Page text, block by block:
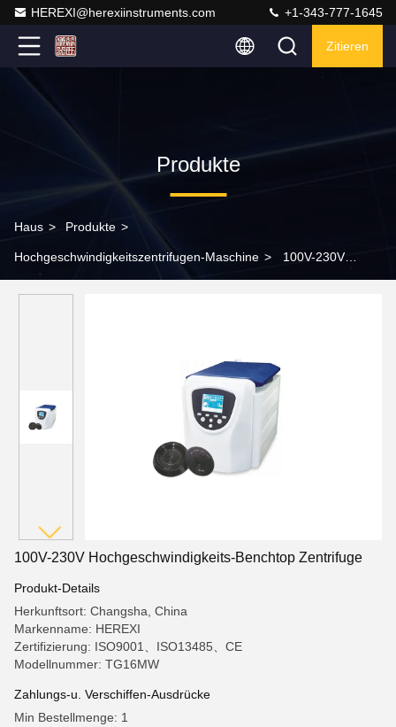
HEREXI@herexiinstruments.com +1-343-777-1645
Zitieren
Produkte
Haus > Produkte >
Hochgeschwindigkeitszentrifugen-Maschine > 100V-230V
100V-230V Hochgeschwindigkeits-Benchtop Zentrifuge
Produkt-Details
Herkunftsort: Changsha, China
Markenname: HEREXI
Zertifizierung: ISO9001、ISO13485、CE
Modellnummer: TG16MW
Zahlungs-u. Verschiffen-Ausdrücke
Min Bestellmenge: 1